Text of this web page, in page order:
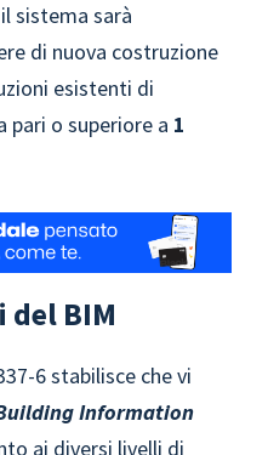
il sistema sarà
di nuova costruzione
esistenti di
pari o superiore a 1
del BIM
6 stabilisce che vi
Information
ai diversi livelli di